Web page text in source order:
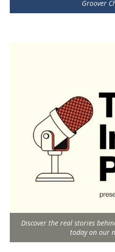
Groover
Discover the real stories
today on our